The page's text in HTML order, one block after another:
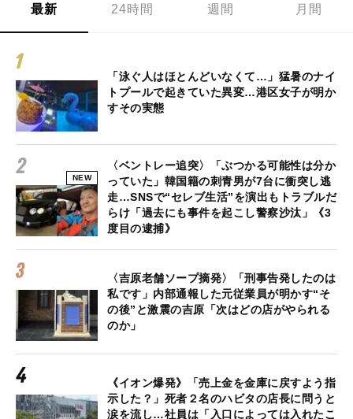
最新 24時間 週間 月間
「泳ぐ人はほとんどいなくて…」猛暑のナイ
トプールで起きていた異変…港区女子が明か
すその実態
NEW
〈ベントレー追突〉「ぶつかる可能性は分か
っていた」韓国籍の刺青男が7台に衝突し逃
走…SNSで“セレブ生活”を演出もトラブルだ
らけ「過去にも事件を起こし警察沙汰」《3
度目の逮捕》
〈吉原老舗ソープ摘発〉「刑事告発したのは
私です」内部通報した元従業員が明かす“そ
の後”と激震の吉原「次はどの店がやられる
のか」
《イオン爆発》「売上金を金庫に戻すよう指
示した？」死者２名のハビタの店長に問うと
涙を流し…社員は「入口によっては入れたこ